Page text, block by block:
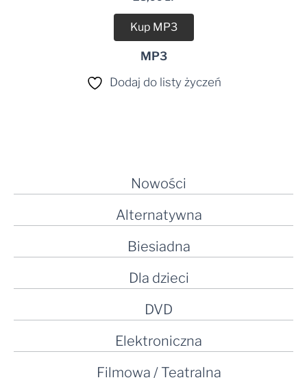
Nowości
Alternatywna
Biesiadna
Dla dzieci
DVD
Elektroniczna
Filmowa / Teatralna
Kup MP3
MP3
Dodaj do listy życzeń